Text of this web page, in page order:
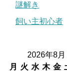
謎解き
飼い主初心者
2026年8月
月
火 水 木 金